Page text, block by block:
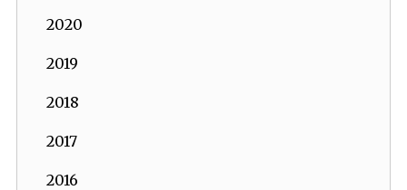
2020
2019
2018
2017
2016